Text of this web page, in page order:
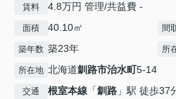
賃料 4.8万円 管理/共益費 -
面積 40.10㎡ 間
築年数 築23年 所
所在地 北海道釧路市治水町5-14
交通 根室本線 「釧路 」駅 徒歩37